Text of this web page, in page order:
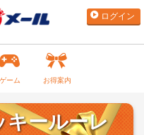
ログイン
ゲーム お得案内
キールーレ